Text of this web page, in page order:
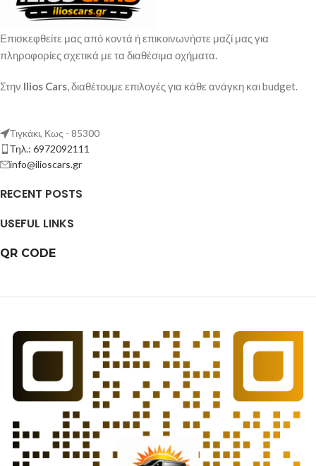
Επισκεφθείτε μας από κοντά ή επικοινωνήστε μαζί μας για
πληροφορίες σχετικά με τα διαθέσιμα οχήματα.
Στην Ilios Cars, διαθέτουμε επιλογές για κάθε ανάγκη και budget.
Τιγκάκι, Κως - 85300
Τηλ.: 6972092111
info@ilioscars.gr
RECENT POSTS
USEFUL LINKS
QR CODE